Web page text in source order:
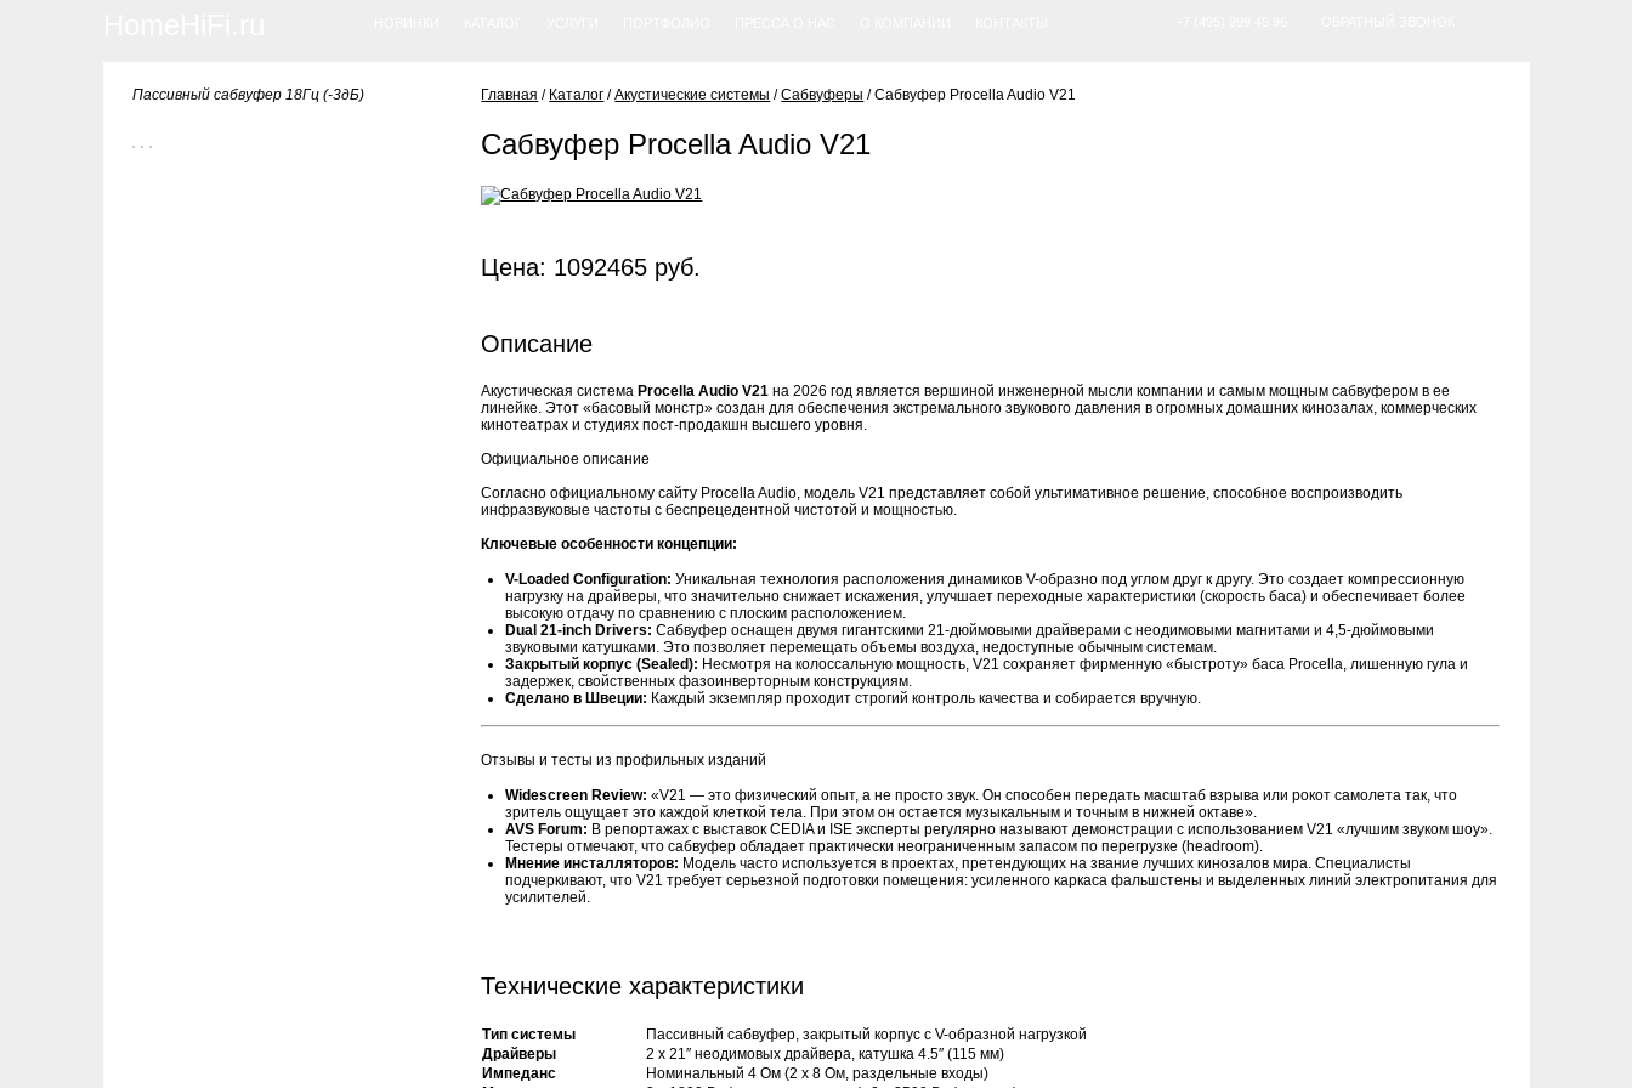
Пассивный сабвуфер 18Гц (-3дБ) Главная / Каталог /Акустические системы /Сабвуферы /Сабвуфер Procella Audio V21
Сабвуфер Procella Audio V21
Цена: 1092465 руб.
Описание
Акустическая система Procella Audio V21 на 2026 год является вершиной инженерной мысли компании и самым мощным сабвуфером в ее
линейке. Этот «басовый монстр» создан для обеспечения экстремального звукового давления в огромных домашних кинозалах, коммерческих
кинотеатрах и студиях пост-продакшн высшего уровня.
Официальное описание
Согласно официальному сайту Procella Audio, модель V21 представляет собой ультимативное решение, способное воспроизводить
инфразвуковые частоты с беспрецедентной чистотой и мощностью.
Ключевые особенности концепции:
V-Loaded Configuration: Уникальная технология расположения динамиков V-образно под углом друг к другу. Это создает компрессионную
нагрузку на драйверы, что значительно снижает искажения, улучшает переходные характеристики (скорость баса) и обеспечивает более
высокую отдачу по сравнению с плоским расположением.
Dual 21-inch Drivers: Сабвуфер оснащен двумя гигантскими 21-дюймовыми драйверами с неодимовыми магнитами и 4,5-дюймовыми
звуковыми катушками. Это позволяет перемещать объемы воздуха, недоступные обычным системам.
Закрытый корпус (Sealed): Несмотря на колоссальную мощность, V21 сохраняет фирменную «быстроту» баса Procella, лишенную гула и
задержек, свойственных фазоинверторным конструкциям.
Сделано в Швеции: Каждый экземпляр проходит строгий контроль качества и собирается вручную.
Отзывы и тесты из профильных изданий
Widescreen Review: «V21 — это физический опыт, а не просто звук. Он способен передать масштаб взрыва или рокот самолета так, что
зритель ощущает это каждой клеткой тела. При этом он остается музыкальным и точным в нижней октаве».
AVS Forum: В репортажах с выставок CEDIA и ISE эксперты регулярно называют демонстрации с использованием V21 «лучшим звуком шоу».
Тестеры отмечают, что сабвуфер обладает практически неограниченным запасом по перегрузке (headroom).
Мнение инсталляторов: Модель часто используется в проектах, претендующих на звание лучших кинозалов мира. Специалисты
подчеркивают, что V21 требует серьезной подготовки помещения: усиленного каркаса фальшстены и выделенных линий электропитания для
усилителей.
Технические характеристики
Тип системы
Пассивный сабвуфер, закрытый корпус с V-образной нагрузкой
Драйверы
2 x 21″ неодимовых драйвера, катушка 4.5″ (115 мм)
Импеданс
Номинальный 4 Ом (2 x 8 Ом, раздельные входы)